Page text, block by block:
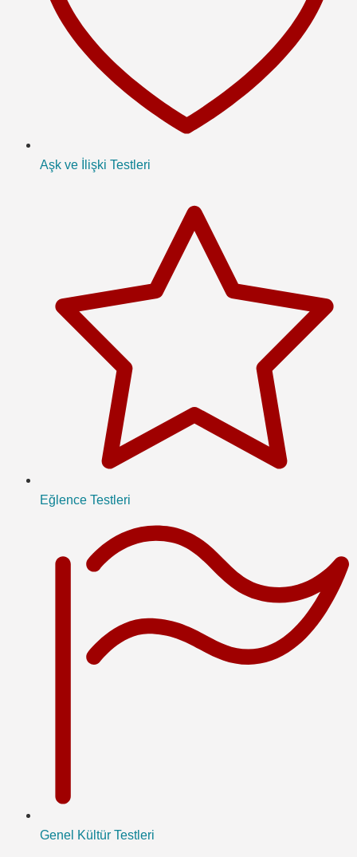
Aşk ve İlişki Testleri
Eğlence Testleri
Genel Kültür Testleri